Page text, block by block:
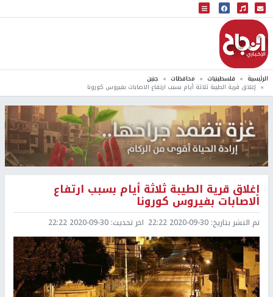
البث المباشر
إذاعة النجاح
الرئيسية فلسطينيات محافظات جنين
إغلاق قرية الطيبة ثلاثة أيام بسبب ارتفاع الاصابات بفيروس كورونا
إغلاق قرية الطيبة ثلاثة أيام بسبب ارتفاع
الاصابات بفيروس كورونا
تم النشر بتاريخ: 2020-09-30 22:22 اخر تحديث: 2020-09-30 22:22